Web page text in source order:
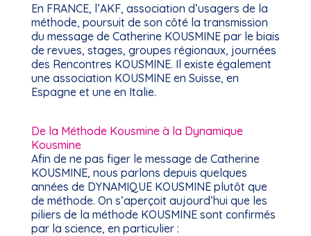
En FRANCE, l’AKF, association d’usagers de la
méthode, poursuit de son côté la transmission
du message de Catherine KOUSMINE par le biais
de revues, stages, groupes régionaux, journées
des Rencontres KOUSMINE. Il existe également
une association KOUSMINE en Suisse, en
Espagne et une en Italie.
De la Méthode Kousmine à la Dynamique
Kousmine
Afin de ne pas figer le message de Catherine
KOUSMINE, nous parlons depuis quelques
années de DYNAMIQUE KOUSMINE plutôt que
de méthode. On s’aperçoit aujourd’hui que les
piliers de la méthode KOUSMINE sont confirmés
par la science, en particulier :